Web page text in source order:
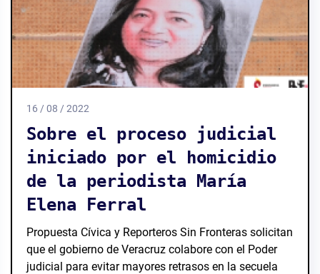
16 / 08 / 2022
Sobre el proceso judicial
iniciado por el homicidio
de la periodista María
Elena Ferral
Propuesta Cívica y Reporteros Sin Fronteras solicitan
que el gobierno de Veracruz colabore con el Poder
judicial para evitar mayores retrasos en la secuela